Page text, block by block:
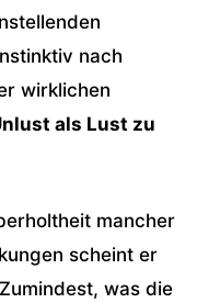
nach
wirklichen
als Lust zu
mancher
scheint er
was die